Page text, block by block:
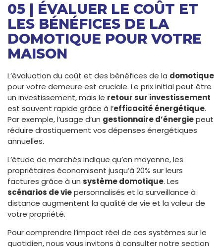
05 | ÉVALUER LE COÛT ET
LES BÉNÉFICES DE LA
DOMOTIQUE POUR VOTRE
MAISON
L’évaluation du coût et des bénéfices de la domotique
pour votre demeure est cruciale. Le prix initial peut être
un investissement, mais le retour sur investissement
est souvent rapide grâce à l’efficacité énergétique.
Par exemple, l’usage d’un gestionnaire d’énergiepeut
réduire drastiquement vos dépenses énergétiques
annuelles.
L’étude de marchés indique qu’en moyenne, les
propriétaires économisent jusqu’à 20% sur leurs
factures grâce à un système domotique. Les
scénarios de viepersonnalisés et la surveillance à
distance augmentent la qualité de vie et la valeur de
votre propriété.
Pour comprendre l’impact réel de ces systèmes sur le
quotidien, nous vous invitons à consulter notre section